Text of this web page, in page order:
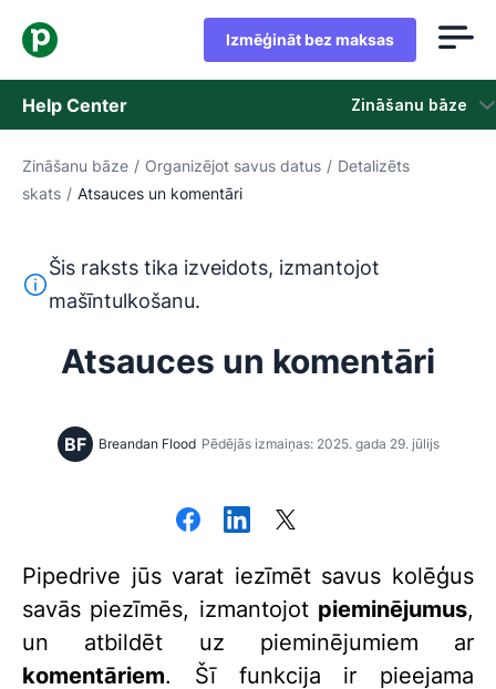
Izmēģināt bez maksas
Help Center Zināšanu bāze
Zināšanu bāze
Sazināties ar atbalsta dienestu
Zināšanu bāze / Organizējot savus datus / Detalizēts
skats / Atsauces un komentāri
Šis teksts ir tulkots no angļu valodas, izmantojot
Šis raksts tika izveidots, izmantojot
mašīntulkošanu.
Atsauces un komentāri
BF Breandan Flood Pēdējās izmaiņas: 2025. gada 29. jūlijs
Pipedrive jūs varat iezīmēt savus kolēģus
savās piezīmēs, izmantojot pieminējumus,
un atbildēt uz pieminējumiem ar
komentāriem. Šī funkcija ir pieejama